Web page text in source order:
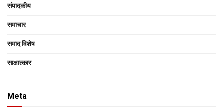
संपादकीय
समाचार
समाद विशेष
साक्षात्‍कार
Meta